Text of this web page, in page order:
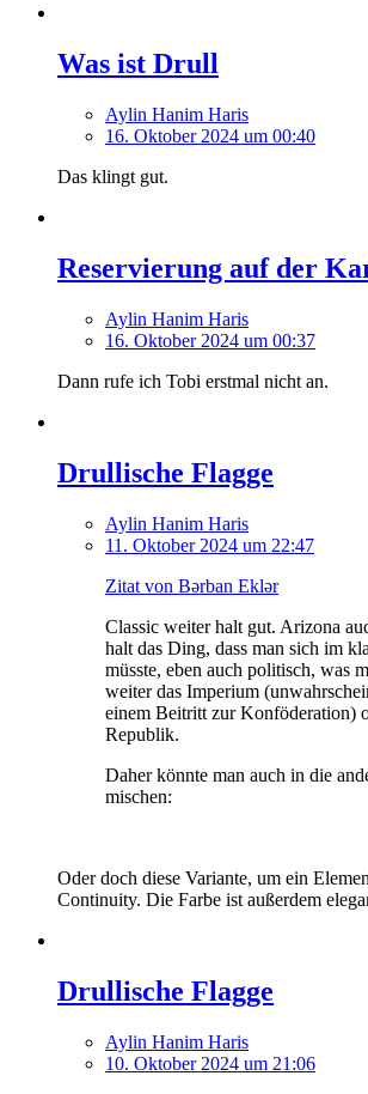
Was ist Drull
Aylin Hanim Haris
16. Oktober 2024 um 00:40
Das klingt gut.
Reservierung auf der
Aylin Hanim Haris
16. Oktober 2024 um 00:37
Dann rufe ich Tobi erstmal nicht an.
Drullische Flagge
Aylin Hanim Haris
11. Oktober 2024 um 22:47
Zitat von Bərban Eklər
Classic weiter halt gut. Arizona
halt das Ding, dass man sich im
müsste, eben auch politisch, was
weiter das Imperium
einem Beitritt zur Konföderation)
Republik.
Daher könnte man auch in die
mischen:
Oder doch diese Variante, um ein
Continuity. Die Farbe ist außerdem
Drullische Flagge
Aylin Hanim Haris
10. Oktober 2024 um 21:06